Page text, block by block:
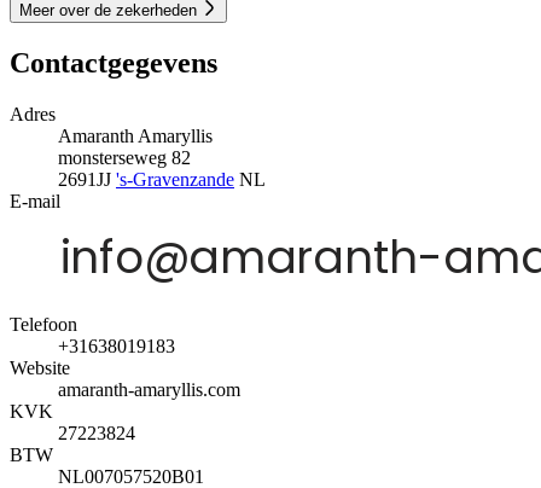
Meer over de zekerheden
Contactgegevens
Adres
Amaranth Amaryllis
monsterseweg 82
2691JJ 's-Gravenzande NL
E-mail
Telefoon
+31638019183
Website
amaranth-amaryllis.com
KVK
27223824
BTW
NL007057520B01